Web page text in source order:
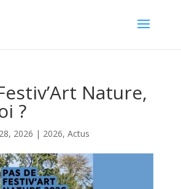
Nature,
?
2026 | 2026, Actus